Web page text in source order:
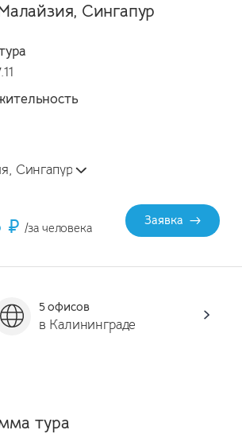
Сингапур
Сингапур
₽ /за человека
Заявка
5 офисов
в Калининграде
тура